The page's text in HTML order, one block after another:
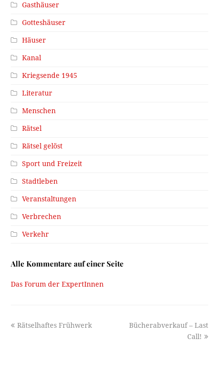
Gasthäuser
Gotteshäuser
Häuser
Kanal
Kriegsende 1945
Literatur
Menschen
Rätsel
Rätsel gelöst
Sport und Freizeit
Stadtleben
Veranstaltungen
Verbrechen
Verkehr
Alle Kommentare auf einer Seite
Das Forum der ExpertInnen
previous
Rätselhaftes Frühwerk
next
Bücherabverkauf – Last
Call!